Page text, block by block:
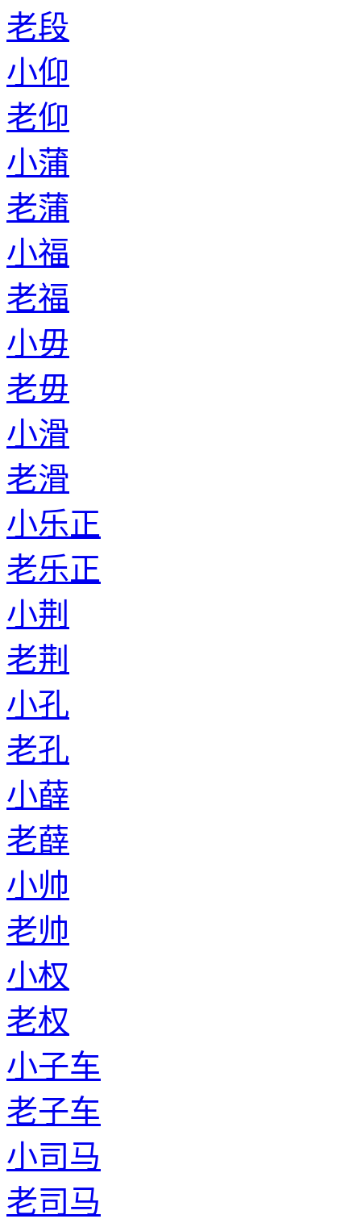
老段
小仰
老仰
小蒲
老蒲
小福
老福
小毋
老毋
小滑
老滑
小乐正
老乐正
小荆
老荆
小孔
老孔
小薛
老薛
小帅
老帅
小权
老权
小子车
老子车
小司马
老司马